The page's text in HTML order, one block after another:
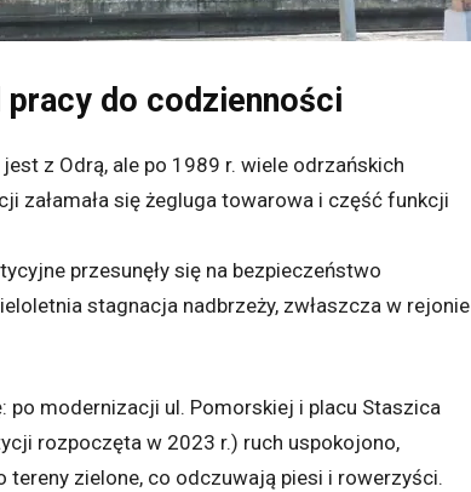
pracy do codzienności
z Odrą, ale po 1989 r. wiele odrzańskich
załamała się żegluga towarowa i część funkcji
przesunęły się na bezpieczeństwo
stagnacja nadbrzeży, zwłaszcza w rejonie
po modernizacji ul. Pomorskiej i placu Staszica
rozpoczęta w 2023 r.) ruch uspokojono,
zielone, co odczuwają piesi i rowerzyści.